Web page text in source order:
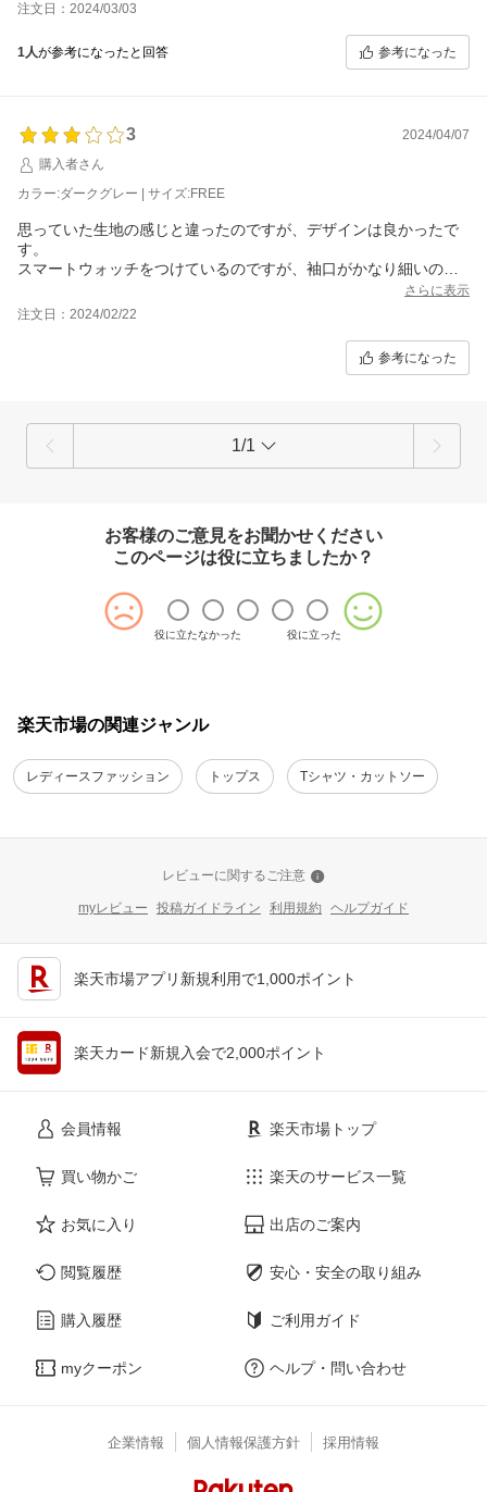
注文日：2024/03/03
1人が参考になったと回答 参考になった
3
2024/04/07
購入者さん
カラー:ダークグレー | サイズ:FREE
思っていた生地の感じと違ったのですが、デザインは良かったで
す。
スマートウォッチをつけているのですが、袖口がかなり細いの
で、おさまりが悪かったです。袖よりは、なかに入らないし、か
といって袖まくりできる程伸縮性がない。
さらに表示
注文日：2024/02/22
参考になった
1/1
お客様のご意見をお聞かせください
このページは役に立ちましたか？
役に立たなかった 役に立った
楽天市場の関連ジャンル
レディースファッション トップス Tシャツ・カットソー
レビューに関するご注意
myレビュー 投稿ガイドライン 利用規約 ヘルプガイド
楽天市場アプリ新規利用で1,000ポイント
楽天カード新規入会で2,000ポイント
会員情報
買い物かご
お気に入り
閲覧履歴
購入履歴
myクーポン
楽天市場トップ
楽天のサービス一覧
出店のご案内
安心・安全の取り組み
ご利用ガイド
ヘルプ・問い合わせ
企業情報 個人情報保護方針 採用情報